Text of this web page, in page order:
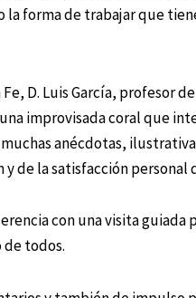
forma de trabajar que
D. Luis García, profesor
improvisada coral que
anécdotas,
de la satisfacción
con una visita guiada
todos.